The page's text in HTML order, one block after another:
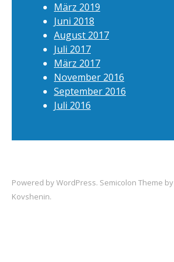
März 2019
Juni 2018
August 2017
Juli 2017
März 2017
November 2016
September 2016
Juli 2016
Powered byWordPress. Semicolon Theme by
Kovshenin.